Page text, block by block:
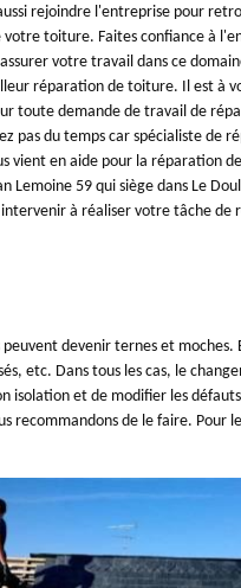
rejoindre l'entreprise pour
toiture. Faites confiance à
votre travail dans ce
réparation de toiture. Il est à
toute demande de travail de
pas du temps car spécialiste de
vient en aide pour la réparation
Lemoine 59 qui siège dans Le
à réaliser votre tâche de
devenir ternes et moches.
etc. Dans tous les cas, le
isolation et de modifier les défauts
recommandons de le faire. Pour